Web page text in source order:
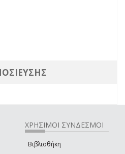
filter
ΧΡΗΣΙΜΟΙ ΣΥΝΔΕΣΜΟΙ
Βιβλιοθήκη